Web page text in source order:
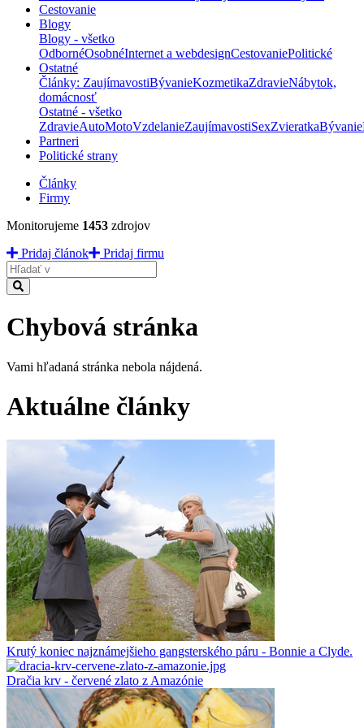
Cestovanie
Blogy
Blogy - všetko
OdbornéOsobnéInternet a webdesignCestovaniePolitické
Ostatné
Články: ZaujímavostiBývanieKozmetikaZdravieNábytok,
domácnosť
Ostatné - všetko
ZdravieAutoMotoVzdelanieZaujímavostiSexZvieratkaBývanie
Partneri
Politické strany
Články
Firmy
Monitorujeme 1453 zdrojov
Pridaj článok
Pridaj firmu
Hladať
Chybová stránka
Vami hľadaná stránka nebola nájdená.
Aktuálne články
Krutý koniec najznámejšieho gangsterského páru - Bonnie a Clyde.
Dračia krv - červené zlato z Amazónie